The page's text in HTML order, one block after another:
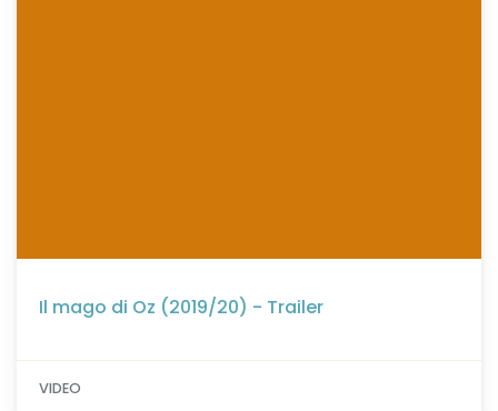
Il mago di Oz (2019/20) - Trailer
VIDEO